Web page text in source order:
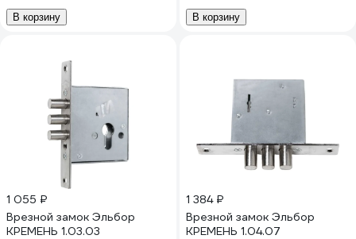
В корзину В корзину
1 055 ₽
Врезной замок Эльбор
КРЕМЕНЬ 1.03.03
1 384 ₽
Врезной замок Эльбор
КРЕМЕНЬ 1.04.07